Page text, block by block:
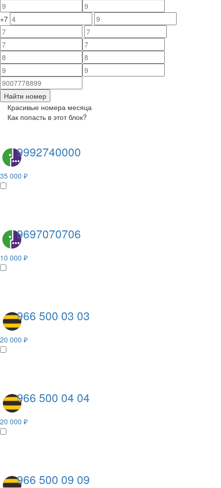
+7
Найти номер
Красивые номера месяца
Как попасть в этот блок?
9992740000
35 000 ₽
9697070706
10 000 ₽
966 500 03 03
20 000 ₽
966 500 04 04
20 000 ₽
966 500 09 09